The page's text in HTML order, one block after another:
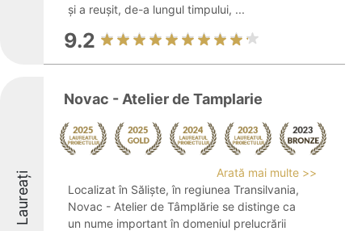
și a reușit, de-a lungul timpului, ...
9.2
Laureați
Novac - Atelier de Tamplarie
Arată mai multe >>
Localizat în Săliște, în regiunea Transilvania,
Novac - Atelier de Tâmplărie se distinge ca
un nume important în domeniul prelucrării